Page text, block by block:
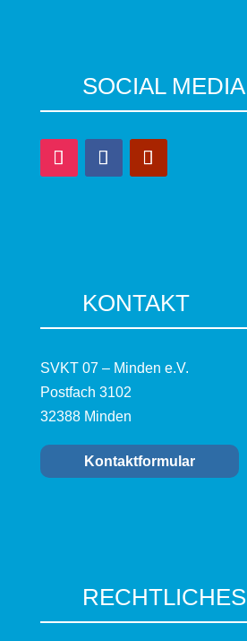
SOCIAL MEDIA
KONTAKT
SVKT 07 – Minden e.V.
Postfach 3102
32388 Minden
Kontaktformular
RECHTLICHES